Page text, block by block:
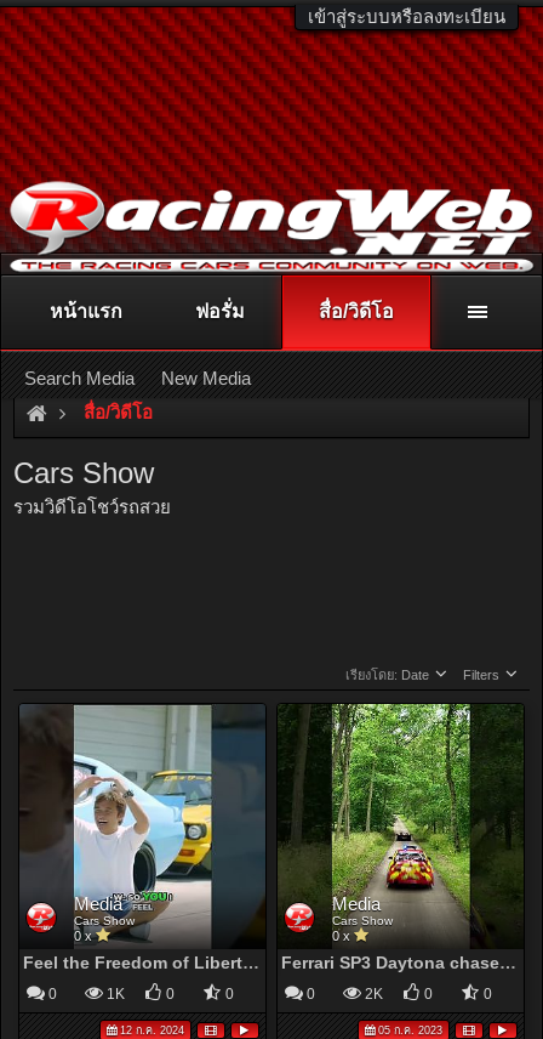
เข้าสู่ระบบหรือลงทะเบียน
ติดต่อลงโฆษณา racingweb@gmail.comหรือโทร. 081-811-1138
หรืออ่านรายละเอียดเพิ่มเติม คลิกที่นี่
สื่อ/วิดีโอ
Cars Show
รวมวิดีโอโชว์รถสวย
เรียงโดย: Date Filters
Media
Cars Show
0 x
Feel the Freedom of Liberty Walk !
0 1K 0 0
12 ก.ค. 2024
Media
Cars Show
0 x
Ferrari SP3 Daytona chased by Police
0 2K 0 0
05 ก.ค. 2023
หน้าแรก ฟอรั่ม สื่อ/วิดีโอ
Search Media New Media